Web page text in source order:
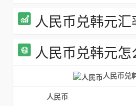
人民币兑韩元汇
人民币兑韩元怎
人民币兑
人民币